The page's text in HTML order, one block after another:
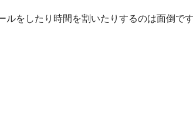
をしたり時間を割いたりするのは面倒です